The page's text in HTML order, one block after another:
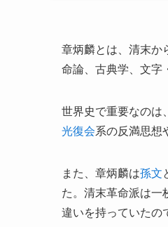
章炳麟とは、清末か
命論、古典学、文字
世界史で重要なのは
光復会系の反満思想
また、章炳麟は孫文
た。清末革命派は一
違いを持っていたの